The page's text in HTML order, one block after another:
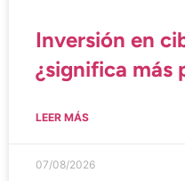
Inversión en
¿significa más
LEER MÁS
07/08/2026